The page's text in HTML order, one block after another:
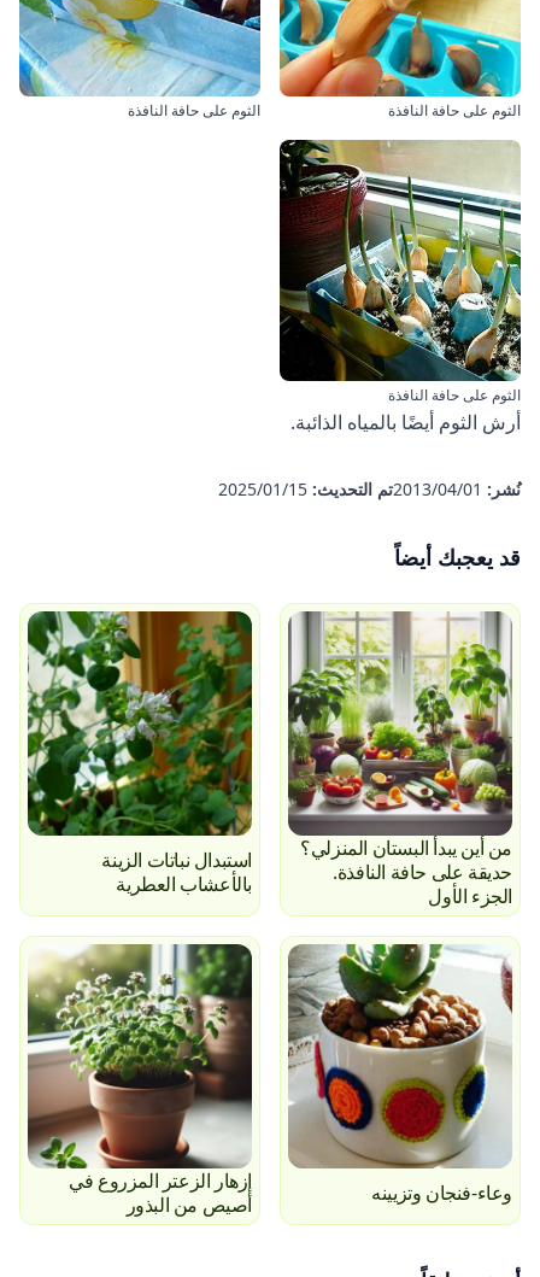
الثوم على حافة النافذة الثوم على حافة النافذة
الثوم على حافة النافذة
أرش الثوم أيضًا بالمياه الذائبة.
نُشر: 01‏/04‏/2013 تم التحديث: 15‏/01‏/2025
قد يعجبك أيضاً
من أين يبدأ البستان المنزلي؟
حديقة على حافة النافذة.
الجزء الأول
استبدال نباتات الزينة
بالأعشاب العطرية
وعاء-فنجان وتزيينه
إزهار الزعتر المزروع في
أصيص من البذور